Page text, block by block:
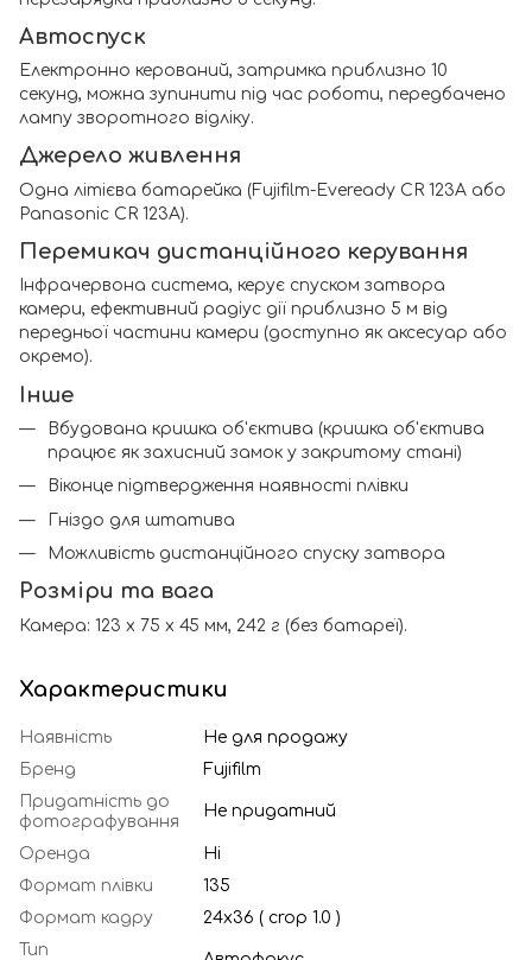
Автоспуск
Електронно керований, затримка приблизно 10
секунд, можна зупинити під час роботи, передбачено
лампу зворотного відліку.
Джерело живлення
Одна літієва батарейка (Fujifilm-Eveready CR 123A або
Panasonic CR 123A).
Перемикач дистанційного керування
Інфрачервона система, керує спуском затвора
камери, ефективний радіус дії приблизно 5 м від
передньої частини камери (доступно як аксесуар або
окремо).
Інше
Вбудована кришка об'єктива (кришка об'єктива
працює як захисний замок у закритому стані)
Віконце підтвердження наявності плівки
Гніздо для штатива
Можливість дистанційного спуску затвора
Розміри та вага
Камера: 123 х 75 х 45 мм, 242 г (без батареї).
Характеристики
Наявність
Не для продажу
Бренд
Fujifilm
Придатність до
фотографування
Не придатний
Оренда
Ні
Формат плівки
135
Формат кадру
24х36 ( crop 1.0 )
Тип